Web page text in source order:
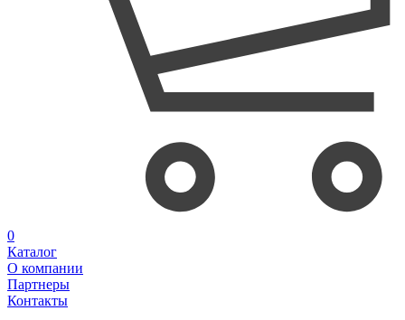
0
Каталог
О компании
Партнеры
Контакты